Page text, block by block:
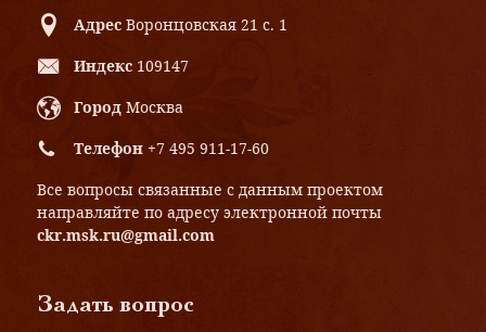
Адрес Воронцовская 21 с. 1
Индекс 109147
Город Москва
Телефон +7 495 911-17-60
Все вопросы связанные с данным проектом
направляйте по адресу электронной почты
ckr.msk.ru@gmail.com
Задать вопрос